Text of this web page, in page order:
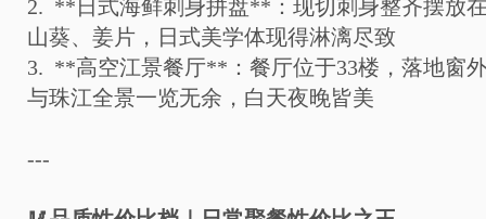
2. ** 日式海鲜刺身拼盘** ：现切刺身整齐摆放
山葵、姜片，日式美学体现得淋漓尽致
3. **高空江景餐厅** ：餐厅位于33楼，落地窗
与珠江全景一览无余，白天夜晚皆美
---